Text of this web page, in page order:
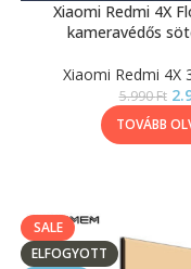
Xiaomi Redmi 4X
kameravédős
Xiaomi Redmi 4X
5.990Ft
TOVÁBB
SALE
ELFOGYOTT